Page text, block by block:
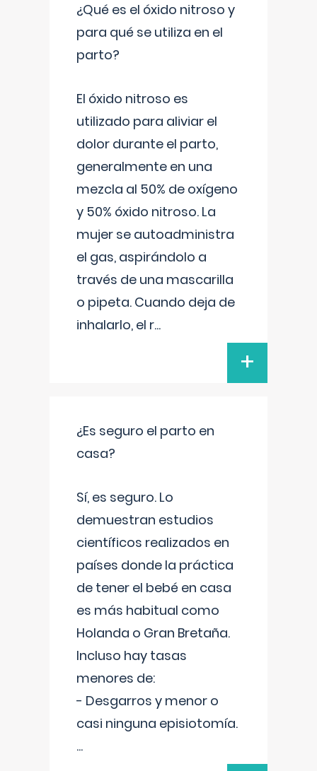
¿Qué es el óxido nitroso y
para qué se utiliza en el
parto?
El óxido nitroso es
utilizado para aliviar el
dolor durante el parto,
generalmente en una
mezcla al 50% de oxígeno
y 50% óxido nitroso. La
mujer se autoadministra
el gas, aspirándolo a
través de una mascarilla
o pipeta. Cuando deja de
inhalarlo, el r...
+
¿Es seguro el parto en
casa?
Sí, es seguro. Lo
demuestran estudios
científicos realizados en
países donde la práctica
de tener el bebé en casa
es más habitual como
Holanda o Gran Bretaña.
Incluso hay tasas
menores de:
- Desgarros y menor o
casi ninguna episiotomía.
...